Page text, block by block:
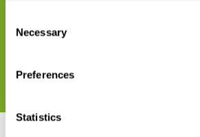
Selection
Necessary
Preferences
Statistics